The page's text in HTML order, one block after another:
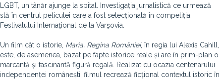
LGBT, un tânăr ajunge la spital. Investigația jurnalistică ce urmează
stă în centrul peliculei care a fost selecționată în competiția
Festivalului Internaţional de la Varşovia.
Un film cât o istorie, Maria, Regina României, în regia lui Alexis Cahill,
este, de asemenea, bazat pe fapte istorice reale și are în prim-plan o
marcantă și fascinantă figură regală. Realizat cu ocazia centenarului
independenței românești, filmul recrează ficțional contextul istoric în